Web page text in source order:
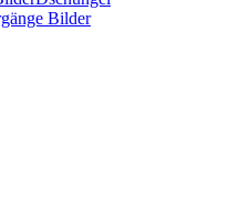
Bilder